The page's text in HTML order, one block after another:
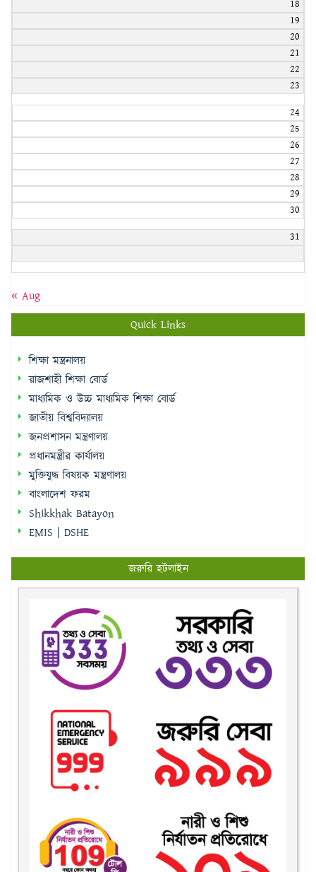
18
19
20
21
22
23
24
25
26
27
28
29
30
31
« Aug
Quick Links
শিক্ষা মন্ত্রনালয়
রাজশাহী শিক্ষা বোর্ড
মাধ্যমিক ও উচ্চ মাধ্যমিক শিক্ষা বোর্ড
জাতীয় বিশ্ববিদ্যালয়
জনপ্রশাসন মন্ত্রণালয়
প্রধানমন্ত্রীর কার্যালয়
মুক্তিযুদ্ধ বিষয়ক মন্ত্রণালয়
বাংলাদেশ ফরম
Shikkhak Batayon
EMIS | DSHE
জরুরি হটলাইন